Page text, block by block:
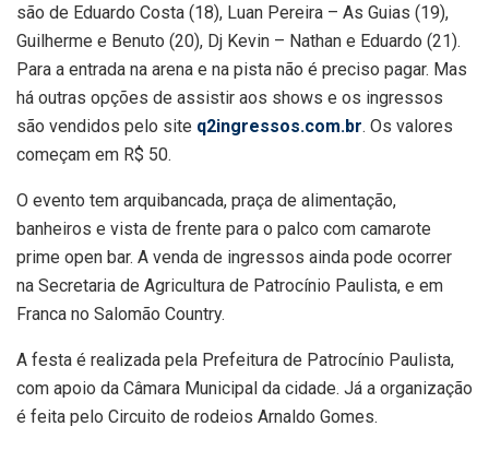
são de Eduardo Costa (18), Luan Pereira – As Guias (19),
Guilherme e Benuto (20), Dj Kevin – Nathan e Eduardo (21).
Para a entrada na arena e na pista não é preciso pagar. Mas
há outras opções de assistir aos shows e os ingressos
são vendidos pelo site q2ingressos.com.br. Os valores
começam em R$ 50.
O evento tem arquibancada, praça de alimentação,
banheiros e vista de frente para o palco com camarote
prime open bar. A venda de ingressos ainda pode ocorrer
na Secretaria de Agricultura de Patrocínio Paulista, e em
Franca no Salomão Country.
A festa é realizada pela Prefeitura de Patrocínio Paulista,
com apoio da Câmara Municipal da cidade. Já a organização
é feita pelo Circuito de rodeios Arnaldo Gomes.